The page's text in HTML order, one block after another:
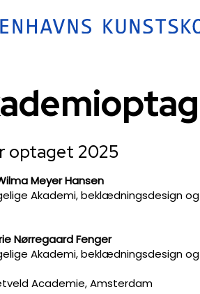
optaget 2025
Meyer Hansen
Akademi, beklædningsdesign og
Nørregaard Fenger
Akademi, beklædningsdesign og
Academie, Amsterdam